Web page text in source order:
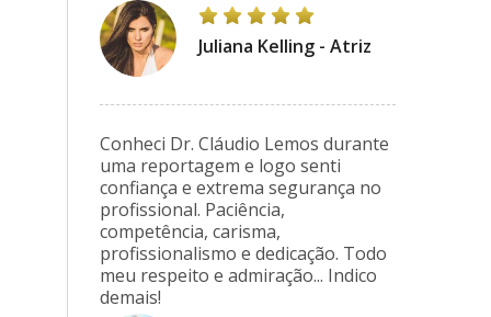
Juliana Kelling - Atriz
Conheci Dr. Cláudio Lemos durante
uma reportagem e logo senti
confiança e extrema segurança no
profissional. Paciência,
competência, carisma,
profissionalismo e dedicação. Todo
meu respeito e admiração... Indico
demais!